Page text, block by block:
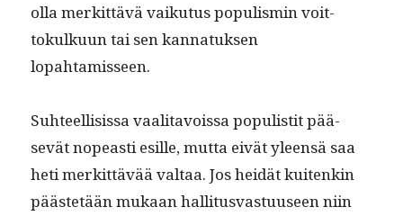
olla merkit­tävä vaiku­tus pop­ulis­min voit­
tokulku­un tai sen kan­natuk­sen
lopahtamisseen.
Suh­teel­li­sis­sa vaal­i­tavois­sa pop­ulis­tit pää­
sevät nopeasti esille, mut­ta eivät yleen­sä saa
heti merkit­tävää val­taa. Jos hei­dät kuitenkin
päästetään mukaan hal­li­tus­vas­tu­useen niin